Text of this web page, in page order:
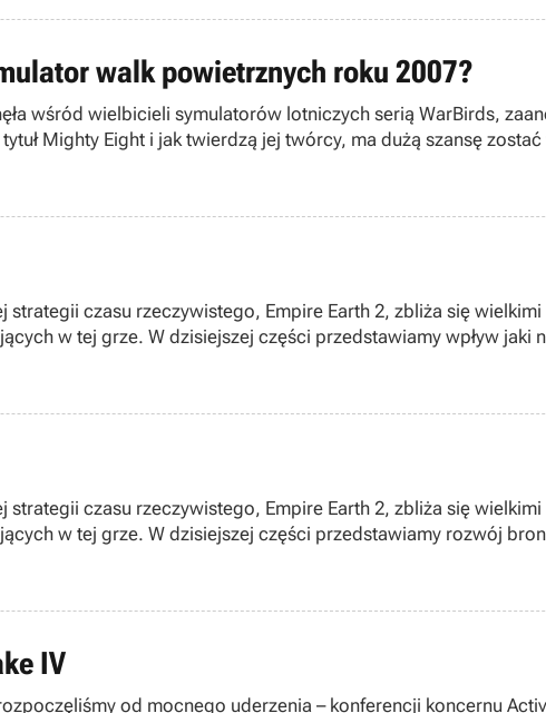
walk powietrznych roku 2007?
wśród wielbicieli symulatorów lotniczych serią WarBirds,
Mighty Eight i jak twierdzą jej twórcy, ma dużą szansę
strategii czasu rzeczywistego, Empire Earth 2, zbliża się
w tej grze. W dzisiejszej części przedstawiamy wpływ jaki
strategii czasu rzeczywistego, Empire Earth 2, zbliża się
w tej grze. W dzisiejszej części przedstawiamy rozwój
IV
od mocnego uderzenia – konferencji koncernu